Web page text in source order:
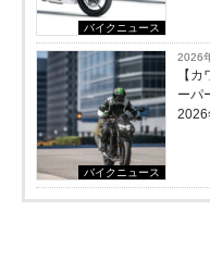
バイクニュース
バイクニュース
2026
【
ーパ
2026